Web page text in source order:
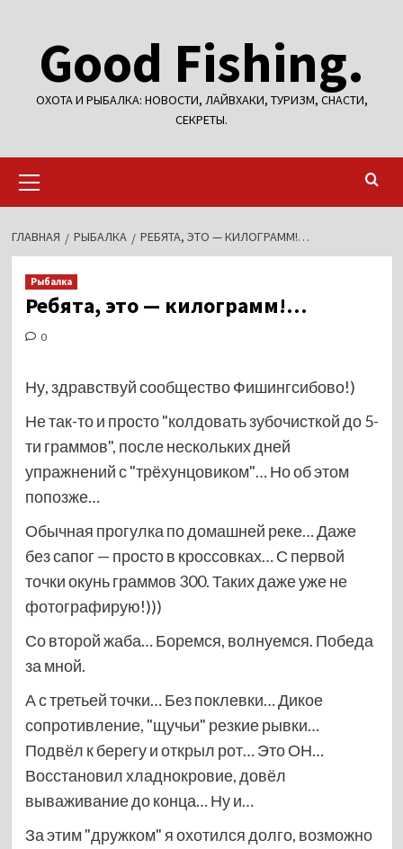
содержимому
Good Fishing.
ОХОТА И РЫБАЛКА: НОВОСТИ, ЛАЙВХАКИ, ТУРИЗМ, СНАСТИ,
СЕКРЕТЫ.
меню
ГЛАВНАЯ РЫБАЛКА РЕБЯТА, ЭТО — КИЛОГРАММ!…
Рыбалка
Ребята, это — килограмм!…
0
Ну, здравствуй сообщество Фишингсибово!)
Не так-то и просто "колдовать зубочисткой до 5-
ти граммов", после нескольких дней
упражнений с "трёхунцовиком"… Но об этом
попозже…
Обычная прогулка по домашней реке… Даже
без сапог — просто в кроссовках… С первой
точки окунь граммов 300. Таких даже уже не
фотографирую!)))
Со второй жаба… Боремся, волнуемся. Победа
за мной.
А с третьей точки… Без поклевки… Дикое
сопротивление, "щучьи" резкие рывки…
Подвёл к берегу и открыл рот… Это ОН…
Восстановил хладнокровие, довёл
вываживание до конца… Ну и…
За этим "дружком" я охотился долго, возможно